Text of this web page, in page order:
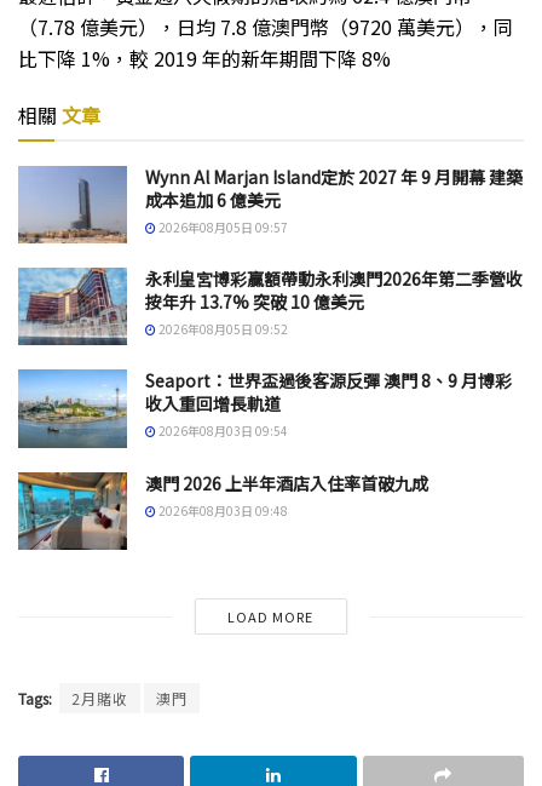
（7.78 億美元），日均 7.8 億澳門幣（9720 萬美元），同
比下降 1%，較 2019 年的新年期間下降 8%
相關 文章
Wynn Al Marjan Island定於 2027 年 9 月開幕 建築
成本追加 6 億美元
2026年08月05日 09:57
永利皇宮博彩贏額帶動永利澳門2026年第二季營收
按年升 13.7% 突破 10 億美元
2026年08月05日 09:52
Seaport：世界盃過後客源反彈 澳門 8、9 月博彩
收入重回增長軌道
2026年08月03日 09:54
澳門 2026 上半年酒店入住率首破九成
2026年08月03日 09:48
LOAD MORE
Tags: 2月賭收 澳門